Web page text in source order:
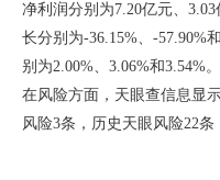
净利润分别为7.20亿元、
长分别为-36.15%、-57.90%
别为2.00%、3.06%和3.54%。
在风险方面，天眼查信息显
风险3条，历史天眼风险22条